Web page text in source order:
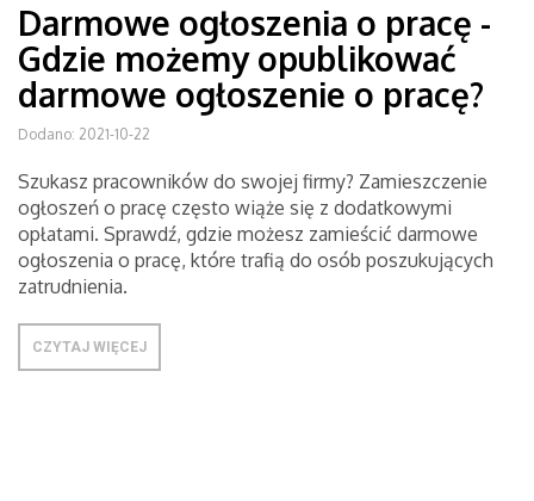
Darmowe ogłoszenia o pracę -
Gdzie możemy opublikować
darmowe ogłoszenie o pracę?
Dodano: 2021-10-22
Szukasz pracowników do swojej firmy? Zamieszczenie
ogłoszeń o pracę często wiąże się z dodatkowymi
opłatami. Sprawdź, gdzie możesz zamieścić darmowe
ogłoszenia o pracę, które trafią do osób poszukujących
zatrudnienia.
CZYTAJ WIĘCEJ